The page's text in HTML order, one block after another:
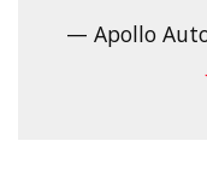
— Apollo